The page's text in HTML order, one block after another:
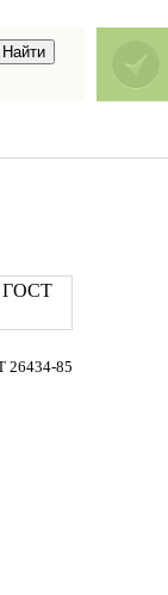
ГОСТ
26434-85